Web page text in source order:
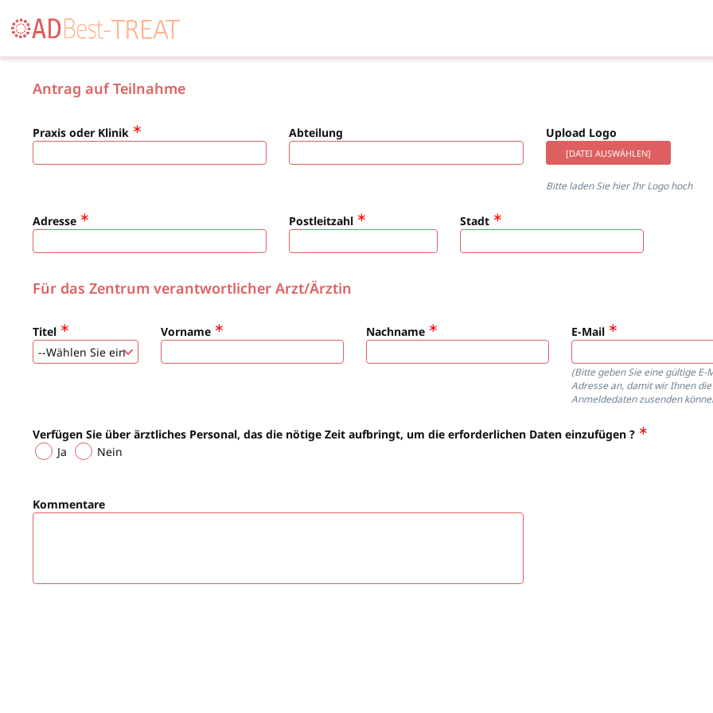
Antrag auf Teilnahme
Praxis oder Klinik Abteilung Upload Logo
[DATEI AUSWÄHLEN]
Bitte laden Sie hier Ihr Logo hoch
Adresse Postleitzahl Stadt
Für das Zentrum verantwortlicher Arzt/Ärztin
Titel Vorname Nachname E-Mail
(Bitte geben Sie eine gültige E-
Adresse an, damit wir Ihnen die
Anmeldedaten zusenden
Verfügen Sie über ärztliches Personal, das die nötige Zeit aufbringt, um die erforderlichen Daten einzufügen ?
Ja
Nein
Kommentare